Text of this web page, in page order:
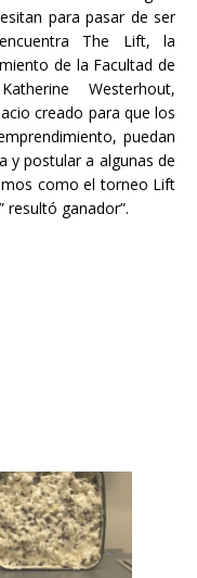
para pasar de ser
The Lift, la
de la Facultad de
Westerhout,
creado para que los
puedan
y postular a algunas de
como el torneo Lift
resultó ganador”.